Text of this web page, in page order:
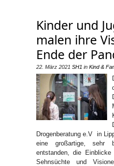
Kinder und
malen ihre
Ende der
22. März 2021 SH1 in Kind &
Drogenberatung e.V in
eine großartige, sehr
entstanden, die Einblicke
Sehnsüchte und